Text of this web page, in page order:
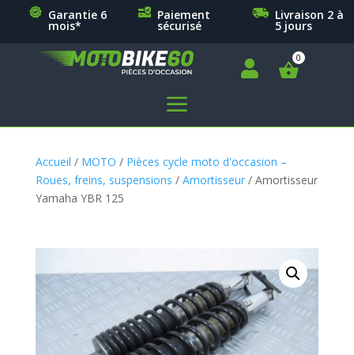
Garantie 6
mois*
Paiement
sécurisé
Livraison 2 à
5 jours

a
Accueil / MOTO / Pièces cycle moto d'occasion –
Roues, freins, suspensions / Amortisseur/ Amortisseur
Yamaha YBR 125